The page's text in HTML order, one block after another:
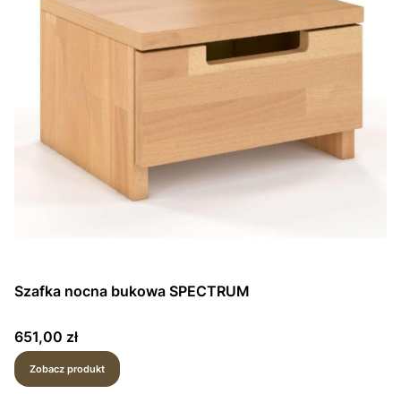
Szafka nocna bukowa SPECTRUM
Cena
651,00 zł
Zobacz produkt